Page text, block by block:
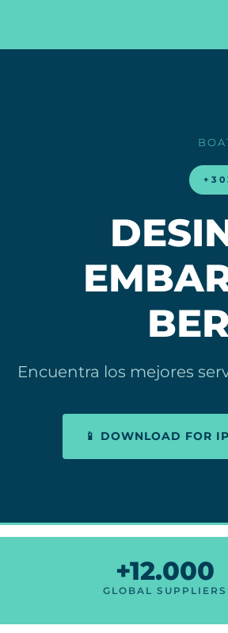
Encuentra los mejores
📱 DOWNLOAD FOR
+12.000
GLOBAL SUPPLIERS